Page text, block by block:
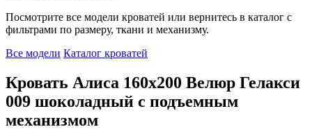
Посмотрите все модели кроватей или вернитесь в каталог с
фильтрами по размеру, ткани и механизму.
Все модели Каталог кроватей
Кровать Алиса 160х200 Велюр Гелакси
009 шоколадный с подъемным
механизмом